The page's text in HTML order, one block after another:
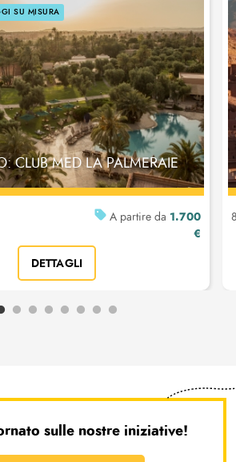
SU MISURA
CLUB MED LA PALMERAIE
A partire da 1.700
€
DETTAGLI
sulle nostre iniziative!